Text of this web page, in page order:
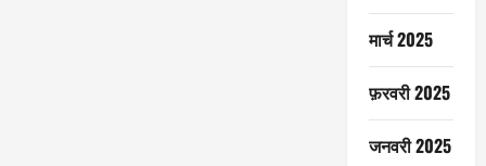
मार्च 2025
फ़रवरी 2025
जनवरी 2025